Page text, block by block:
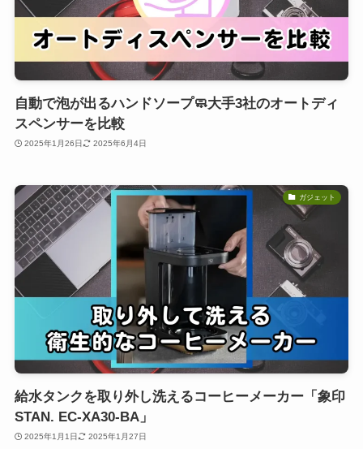
自動で泡が出るハンドソープ🧼大手3社のオートディ
スペンサーを比較
2025年1月26日 2025年6月4日
ガジェット
給水タンクを取り外し洗えるコーヒーメーカー「象印
STAN. EC-XA30-BA」
2025年1月1日 2025年1月27日